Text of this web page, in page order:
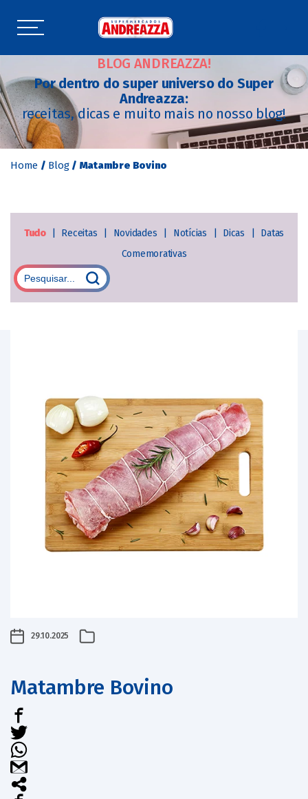
BLOG ANDREAZZA!
Por dentro do super universo do Super
Andreazza:
receitas, dicas e muito mais no nosso blog!
Home / Blog / Matambre Bovino
Tudo Receitas Novidades Notícias Dicas
Datas
Comemorativas
29.10.2025
Matambre Bovino